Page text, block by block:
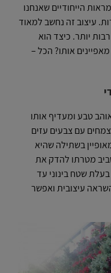
הייחודיים שאנחנו
עיצוב זה נחשב למאוד
יותר. כיצד הוא
אותו? הכל –
טבע ומעדיף אותו
עם צבעים עזים
בשתילה שהיא
מטרתו להדק את
שטח בינוני עד
עיצובית ואפשר